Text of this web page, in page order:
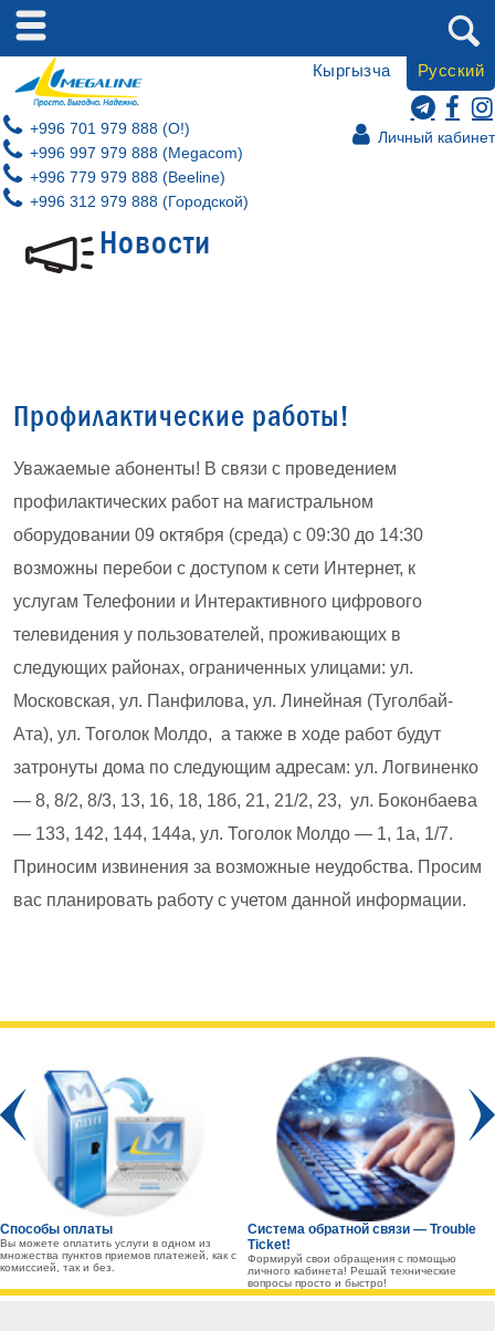
Личный кабинет
+996 701 979 888 (O!)
+996 997 979 888 (Megacom)
+996 779 979 888 (Beeline)
+996 312 979 888 (Городской)
Кыргызча Русский
Новости
Профилактические работы!
Уважаемые абоненты! В связи с проведением
профилактических работ на магистральном
оборудовании 09 октября (среда) с 09:30 до 14:30
возможны перебои с доступом к сети Интернет, к
услугам Телефонии и Интерактивного цифрового
телевидения у пользователей, проживающих в
следующих районах, ограниченных улицами: ул.
Московская, ул. Панфилова, ул. Линейная (Туголбай-
Ата), ул. Тоголок Молдо, а также в ходе работ будут
затронуты дома по следующим адресам: ул. Логвиненко
— 8, 8/2, 8/3, 13, 16, 18, 18б, 21, 21/2, 23, ул. Боконбаева
— 133, 142, 144, 144а, ул. Тоголок Молдо — 1, 1а, 1/7.
Приносим извинения за возможные неудобства. Просим
вас планировать работу с учетом данной информации.
Способы оплаты
Вы можете оплатить услуги в одном из
множества пунктов приемов платежей, как с
комиссией, так и без.
Система обратной связи — Trouble
Ticket!
Формируй свои обращения с помощью
личного кабинета! Решай технические
вопросы просто и быстро!